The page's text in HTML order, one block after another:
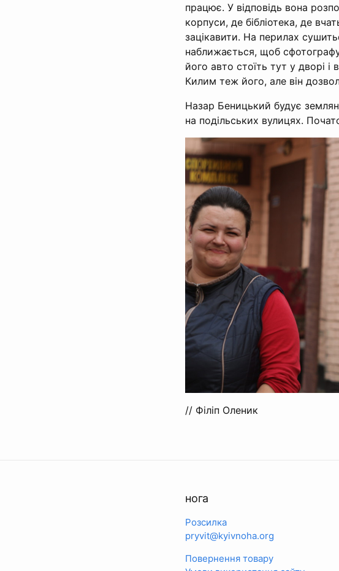
працює. У відповідь вона
корпуси, де бібліотека, де
зацікавити. На перилах
наближається, щоб
його авто стоїть тут у дворі і
Килим теж його, але він
Назар Беницький будує
на подільських вулицях.
// Філіп Оленик
нога
Розсилка
pryvit@kyivnoha.org
Повернення товару